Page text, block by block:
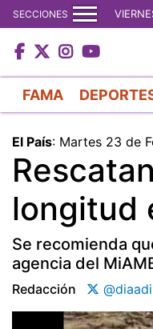
SECCIONES
FAMA
El País: Martes 23 de
longitud
Se recomienda
agencia del
Redacción